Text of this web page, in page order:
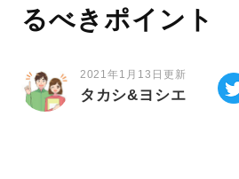
るべきポイント
2021年1月13日更新
タカシ&ヨシエ